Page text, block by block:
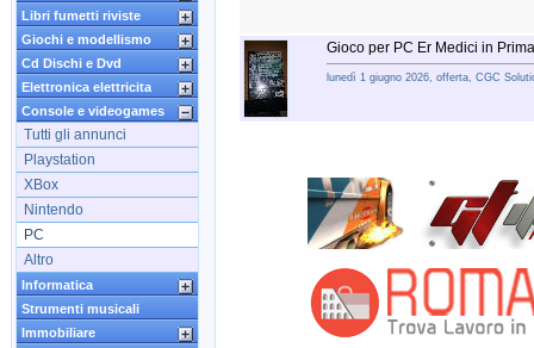
Libri fumetti riviste
Giochi e modellismo
Cd Dischi e Dvd
Elettronica elettricita
Console e videogames
Tutti gli annunci
Playstation
XBox
Nintendo
PC
Altro
Informatica
Strumenti musicali
Immobiliare
Gioco per PC Er Medici in
lunedì 1 giugno 2026, offerta, CGC